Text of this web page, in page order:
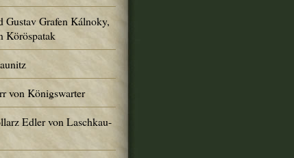
Gustav Grafen Kálnoky,
Köröspatak
von Königswarter
Edler von Laschkau-